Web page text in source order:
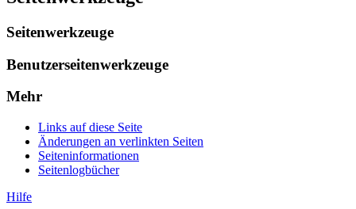
Seitenwerkzeuge
Benutzerseitenwerkzeuge
Mehr
Links auf diese Seite
Änderungen an verlinkten Seiten
Seiten­informationen
Seitenlogbücher
Hilfe